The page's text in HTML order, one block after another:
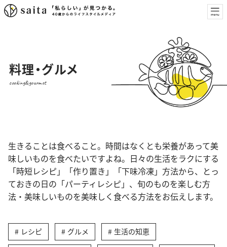
料理・グルメ
cooking&gourmet
生きることは食べること。時間はなくとも栄養があって美
味しいものを食べたいですよね。日々の生活をラクにする
「時短レシピ」「作り置き」「下味冷凍」方法から、とっ
ておきの日の「パーティレシピ」、旬のものを楽しむ方
法・美味しいものを美味しく食べる方法をお伝えします。
レシピ グルメ 生活の知恵